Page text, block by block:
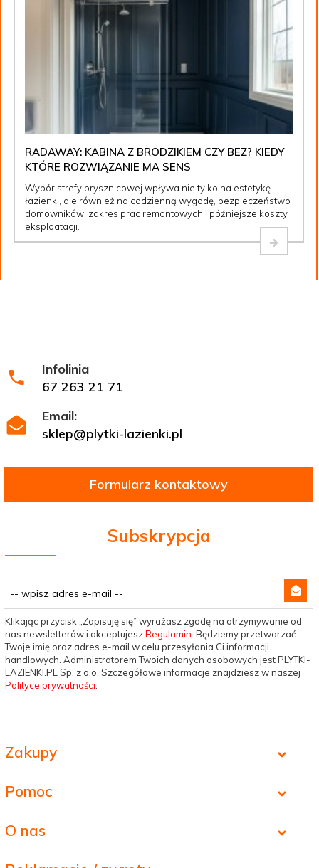
RADAWAY: KABINA Z BRODZIKIEM CZY BEZ? KIEDY
KTÓRE ROZWIĄZANIE MA SENS
Wybór strefy prysznicowej wpływa nie tylko na estetykę
łazienki, ale również na codzienną wygodę, bezpieczeństwo
domowników, zakres prac remontowych i późniejsze koszty
eksploatacji.
Infolinia
67 263 21 71
Email:
sklep@plytki-lazienki.pl
Formularz kontaktowy
Subskrypcja
Klikając przycisk „Zapisuję się” wyrażasz zgodę na otrzymywanie od
nas newsletterów i akceptujeszRegulamin . Będziemy przetwarzać
Twoje imię oraz adres e-mail w celu przesyłania Ci informacji
handlowych. Administratorem Twoich danych osobowych jest PLYTKI-
LAZIENKI.PL Sp. z o.o. Szczegółowe informacje znajdziesz w naszej
Polityce prywatności
Zakupy
Pomoc
O nas